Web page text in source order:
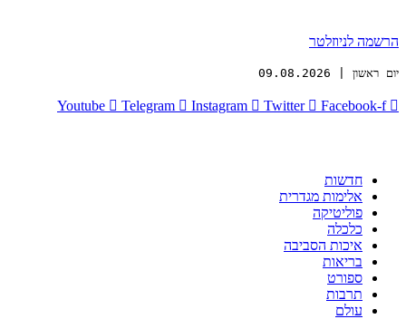
הרשמה לניוזלטר
יום ראשון | 09.08.2026
Youtube Telegram Instagram Twitter Facebook-f
חדשות
אלימות מגדרית
פוליטיקה
כלכלה
איכות הסביבה
בריאות
ספורט
תרבות
עולם